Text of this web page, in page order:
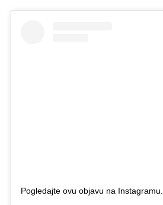
Pogledajte ovu objavu na Instagramu.